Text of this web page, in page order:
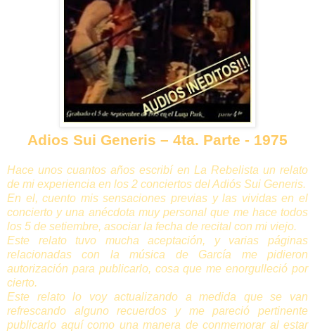
Adios Sui Generis – 4ta. Parte - 1975
Hace unos cuantos años escribí en La Rebelista un relato
de mi experiencia en los 2 conciertos del Adiós Sui Generis.
En el, cuento mis sensaciones previas y las vividas en el
concierto y una anécdota muy personal que me hace todos
los 5 de setiembre, asociar la fecha de recital con mi viejo.
Este relato tuvo mucha aceptación, y varias páginas
relacionadas con la música de García me pidieron
autorización para publicarlo, cosa que me enorgulleció por
cierto.
Este relato lo voy actualizando a medida que se van
refrescando alguno recuerdos y me pareció pertinente
publicarlo aquí como una manera de conmemorar al estar